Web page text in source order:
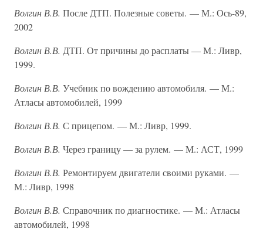
Волгин В.В. После ДТП. Полезные советы. — М.: Ось-89,
2002
Волгин В.В. ДТП. От причины до расплаты — М.: Ливр,
1999.
Волгин В.В. Учебник по вождению автомобиля. — М.:
Атласы автомобилей, 1999
Волгин В.В. С прицепом. — М.: Ливр, 1999.
Волгин В.В. Через границу — за рулем. — М.: АСТ, 1999
Волгин В.В. Ремонтируем двигатели своими руками. —
М.: Ливр, 1998
Волгин В.В. Справочник по диагностике. — М.: Атласы
автомобилей, 1998